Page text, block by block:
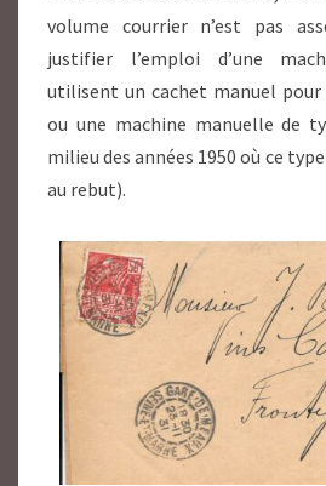
volume courrier n’est pas
justifier l’emploi d’une
utilisent un cachet manuel
ou une machine manuelle de
milieu des années 1950 où ce
au rebut).